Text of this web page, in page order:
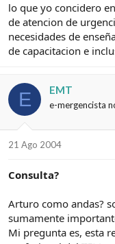
lo que yo concidero
de atencion de
necesidades de
de capacitacion e
E EMT
e-mergencista
21 Ago 2004
Consulta?
Arturo como andas?
sumamente
Mi pregunta es, esta